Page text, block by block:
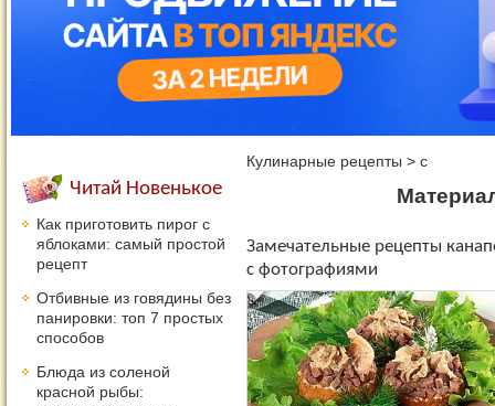
Кулинарные рецепты > с
Замечательные рецепты
с фотографиями
Читай Новенькое
Как приготовить пирог с
яблоками: самый простой
рецепт
Отбивные из говядины без
панировки: топ 7 простых
способов
Блюда из соленой
красной рыбы: